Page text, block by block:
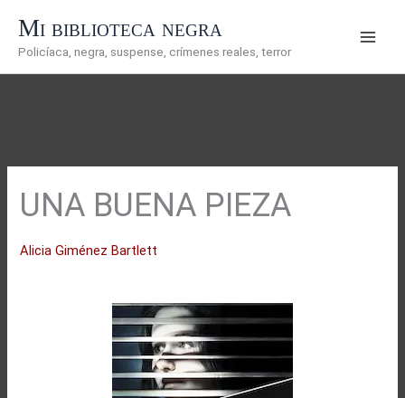
contenido
Mi biblioteca negra
Policíaca, negra, suspense, crímenes reales, terror
UNA BUENA PIEZA
Alicia Giménez Bartlett